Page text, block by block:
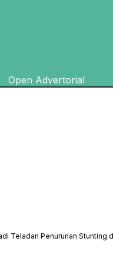
Open Advertorial
Teladan Penurunan Stunting